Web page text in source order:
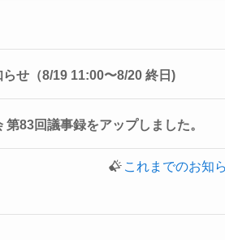
せ（8/19 11:00〜8/20 終日)
83回議事録をアップしました。
これまでのお知